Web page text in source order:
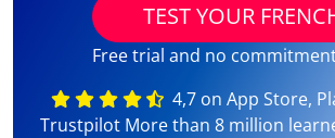
TEST YOUR
Free trial and no
4,7 on App Store,
Trustpilot More than 8 million